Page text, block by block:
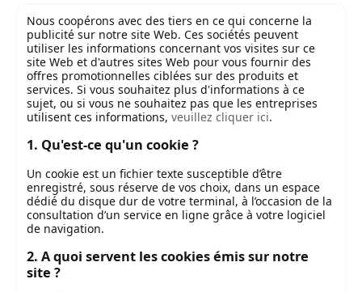
Nous coopérons avec des tiers en ce qui concerne la
publicité sur notre site Web. Ces sociétés peuvent
utiliser les informations concernant vos visites sur ce
site Web et d'autres sites Web pour vous fournir des
offres promotionnelles ciblées sur des produits et
services. Si vous souhaitez plus d'informations à ce
sujet, ou si vous ne souhaitez pas que les entreprises
utilisent ces informations, veuillez cliquer ici.
1. Qu'est-ce qu'un cookie ?
Un cookie est un fichier texte susceptible d’être
enregistré, sous réserve de vos choix, dans un espace
dédié du disque dur de votre terminal, à l’occasion de la
consultation d’un service en ligne grâce à votre logiciel
de navigation.
2. A quoi servent les cookies émis sur notre
site ?